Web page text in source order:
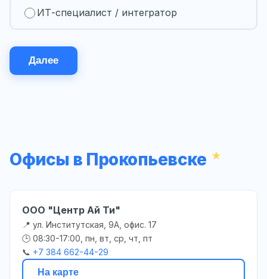
ИТ-специалист / интегратор
Далее
Офисы в Прокопьевске
ООО "Центр Ай Ти"
📍 ул. Институтская, 9А, офис. 17
🕒 08:30-17:00, пн, вт, ср, чт, пт
📞 +7 384 662-44-29
На карте